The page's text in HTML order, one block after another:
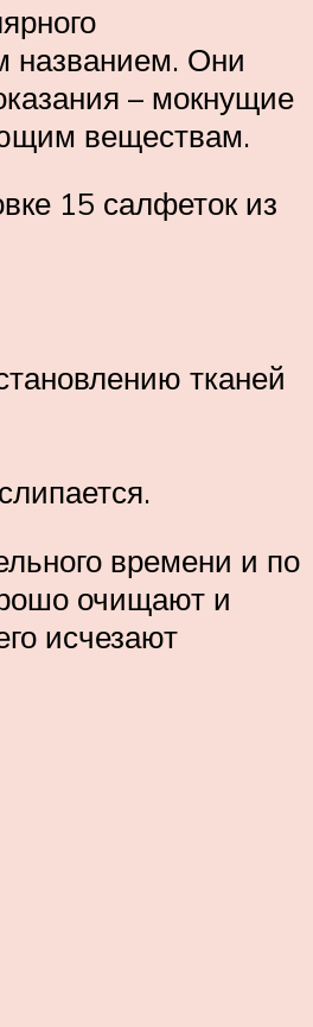
названием. Они
– мокнущие
веществам.
15 салфеток из
тканей
времени и по
очищают и
исчезают